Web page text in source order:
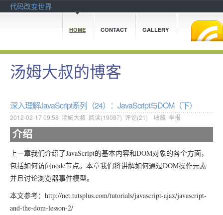
代码改变世界
HOME CONTACT GALLERY
汤姆大叔的博客
深入理解JavaScript系列（24）：JavaScript与DOM（下）
2012-02-17 09:58 汤姆大叔 阅读(19087) 评论(21) 收藏 举报
介绍
上一章我们介绍了JavaScript的基本内容和DOM对象的各个方面，
包括如何访问node节点。本章我们将讲解如何通过DOM操作元素
并且讨论浏览器事件模型。
本文参考：http://net.tutsplus.com/tutorials/javascript-ajax/javascript-
and-the-dom-lesson-2/